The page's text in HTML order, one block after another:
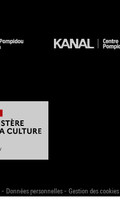
- Données personnelles- Gestion des cookies